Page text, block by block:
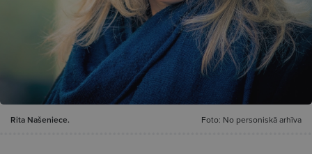
Rita Našeniece. Foto: No personiskā arhīva